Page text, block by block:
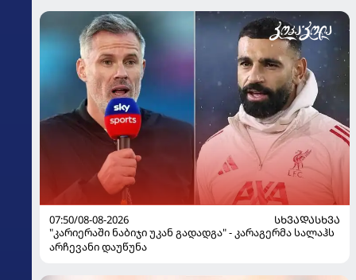
07:50/08-08-2026
ᲡᲮᲕᲐᲓᲐᲡᲮᲕᲐ
"კარიერაში ნაბიჯი უკან გადადგა" - კარაგერმა სალაჰს
არჩევანი დაუწუნა